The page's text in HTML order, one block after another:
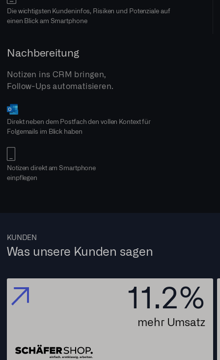
Die wichtigsten Kundeninfos, Risiken und Potenziale auf
einen Blick am Smartphone
Nachbereitung
Notizen ins CRM bringen,
Follow-Ups automatisieren.
Direkt neben dem Postfach den vollen Kontext für
Folgemails im Blick haben
Notizen direkt am Smartphone
einpflegen
KUNDEN
Was unsere Kunden sagen
11.2%
mehr Umsatz